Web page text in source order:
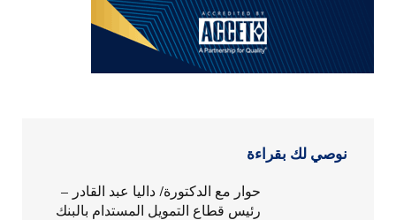
نوصي لك بقراءة
حوار مع الدكتورة/ داليا عبد القادر –
رئيس قطاع التمويل المستدام بالبنك